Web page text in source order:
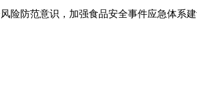
险防范意识，加强食品安全事件应急体系